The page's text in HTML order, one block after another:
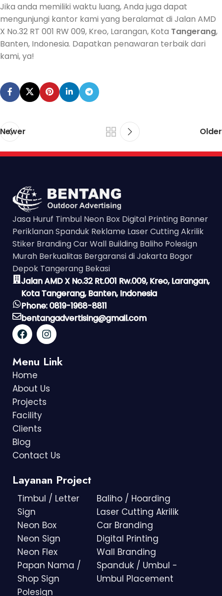
Jika anda memiliki waktu luang, Anda juga dapat
mengunjungi kantor kami yang beralamat di Jalan AMD
X No.32 RT 001 RW 009, Kreo, Larangan, Kota Tangerang,
Banten, Indonesia. Dapatkan penawaran terbaik dari
kami, ya!
Newer Older
Jasa Huruf Timbul Neon Box Digital Printing Banner
Periklanan Spanduk Reklame Laser Cutting Akrilik
Stiker Branding Car Wall Building Baliho Polesign
Murah Berkualitas Bergaransi di Jakarta Bogor
Depok Tangerang Bekasi
Jalan AMD X No.32 Rt.001 Rw.009, Kreo, Larangan,
Kota Tangerang, Banten, Indonesia
Phone: 0819-1968-8811
bentangadvertising@gmail.com
Menu Link
Home
About Us
Projects
Facility
Clients
Blog
Contact Us
Layanan Project
Timbul / Letter
Sign
Neon Box
Neon Sign
Neon Flex
Papan Nama /
Shop Sign
Polesign
Baliho / Hoarding
Laser Cutting Akrilik
Car Branding
Digital Printing
Wall Branding
Spanduk / Umbul -
Umbul Placement